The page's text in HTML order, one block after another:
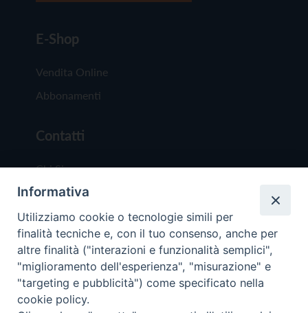
E-Shop
Vendita Online
Abbonamenti
Contatti
Chi Siamo
Redazione
Scrivici
Copyright © 2019 - Tutti i diritti riservati - Vita
Informativa
Utilizziamo cookie o tecnologie simili per
finalità tecniche e, con il tuo consenso, anche per
altre finalità ("interazioni e funzionalità semplici",
"miglioramento dell'esperienza", "misurazione" e
"targeting e pubblicità") come specificato nella
cookie policy.